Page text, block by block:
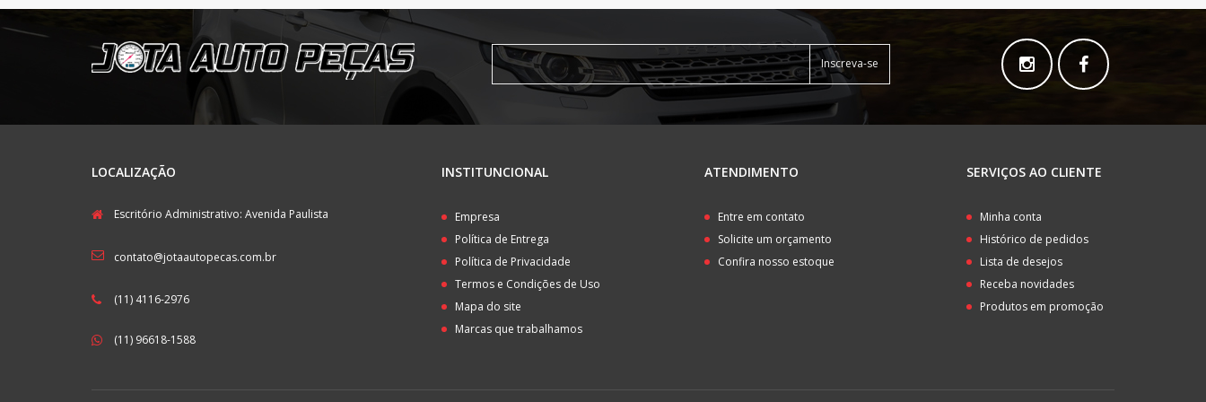
Inscreva-se
LOCALIZAÇÃO
Escritório Administrativo: Avenida Paulista
contato@jotaautopecas.com.br
(11) 4116-2976
(11) 96618-1588
INSTITUNCIONAL
Empresa
Política de Entrega
Política de Privacidade
Termos e Condições de Uso
Mapa do site
Marcas que trabalhamos
ATENDIMENTO
Entre em contato
Solicite um orçamento
Confira nosso estoque
SERVIÇOS AO CLIENTE
Minha conta
Histórico de pedidos
Lista de desejos
Receba novidades
Produtos em promoção